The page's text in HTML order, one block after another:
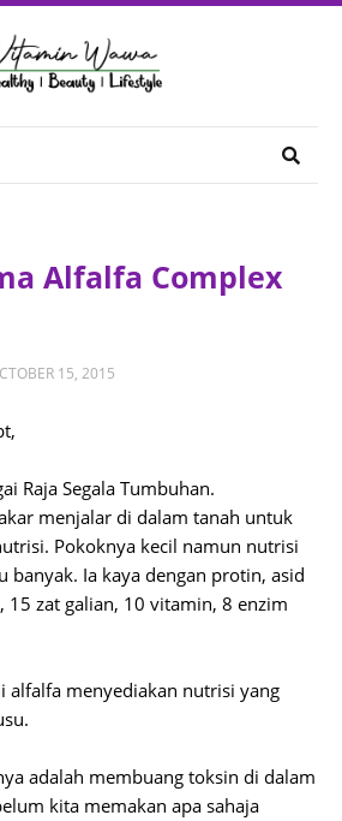
Alfalfa Complex
15, 2015
Raja Segala Tumbuhan.
menjalar di dalam tanah untuk
Pokoknya kecil namun nutrisi
banyak. Ia kaya dengan protin, asid
zat galian, 10 vitamin, 8 enzim
alfalfa menyediakan nutrisi yang
adalah membuang toksin di dalam
kita memakan apa sahaja